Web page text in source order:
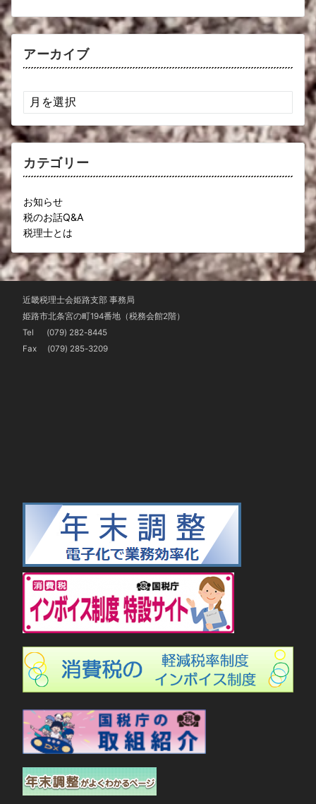
アーカイブ
ア
ー
カ
イ
カテゴリー
お知らせ
税のお話Q&A
税理士とは
近畿税理士会姫路支部 事務局
姫路市北条宮の町194番地（税務会館2階）
Tel (079) 282-8445
Fax (079) 285-3209